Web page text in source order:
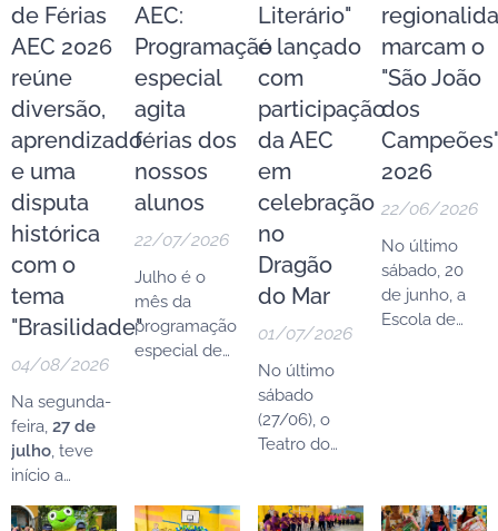
de Férias
AEC 2026
reúne
diversão,
aprendizado
e uma
disputa
histórica
com o
tema
"Brasilidade"
04/08/2026
Na segunda-
feira, 27 de
julho , teve
início a
Férias AEC
AEC:
Programação
especial
agita
férias dos
nossos
alunos
22/07/2026
Julho é o
mês da
programação
especial de
carinho para
Literário"
é lançado
com
participação
da AEC
em
celebração
no
Dragão
do Mar
01/07/2026
No último
sábado
(27/06), o
Teatro do
da abertura
marcam o
"São João
dos
2026
22/06/2026
No último
sábado, 20
de junho, a
Escola de
alunos,